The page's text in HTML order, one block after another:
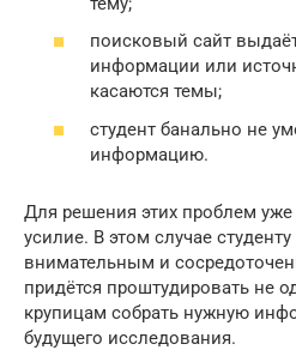
поисковый сайт
информации или
касаются темы;
студент банально не
информацию.
Для решения этих проблем
усилие. В этом случае
внимательным и
придётся проштудировать не
крупицам собрать нужную
будущего исследования.